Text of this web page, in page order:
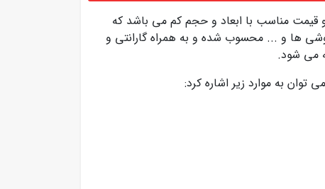
مناسب با ابعاد و حجم کم می باشد که
ها و ... محسوب شده و به همراه گارانتی و
می شود.
توان به موارد زیر اشاره کرد: